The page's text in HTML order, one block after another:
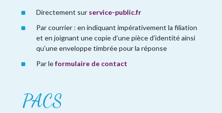
Directement sur service-public.fr
Par courrier : en indiquant impérativement la filiation
et en joignant une copie d’une pièce d’identité ainsi
qu’une enveloppe timbrée pour la réponse
Par leformulaire de contact
PACS